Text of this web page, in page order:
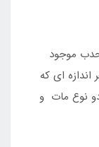
موجود
ای که
نوع مات و